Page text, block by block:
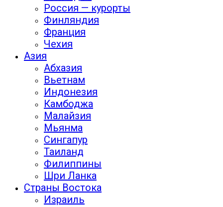
Россия — курорты
Финляндия
Франция
Чехия
Азия
Абхазия
Вьетнам
Индонезия
Камбоджа
Малайзия
Мьянма
Сингапур
Таиланд
Филиппины
Шри Ланка
Страны Востока
Израиль